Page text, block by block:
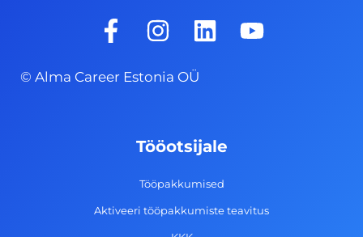
F
a
e
-
I
n
s
t
g
r
a
m
L
i
d
i
n
Y
o
© Alma Career Estonia OÜ
Tööotsijale
Tööpakkumised
Aktiveeri tööpakkumiste teavitus